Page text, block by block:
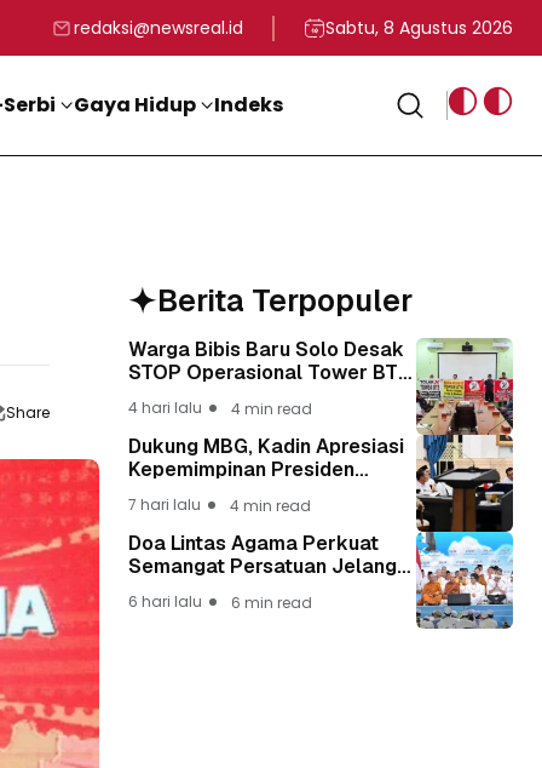
ke-81 Kemerdekaan RI
Kadin Apresiasi Kepemimpinan Presiden Prabowo yang
Staf Khusus Menag RI
redaksi@newsreal.id Sabtu, 8 Agustus 2026
Gaya Hidup Indeks
Share
Berita Terpopuler
Warga Bibis Baru Solo Desak
STOP Operasional Tower BTS,
Keselamatan Warga Lebih
Berharga
4 hari lalu 4 min read
Dukung MBG, Kadin Apresiasi
Kepemimpinan Presiden
7 hari lalu 4 min read
Doa Lintas Agama Perkuat
Semangat Persatuan Jelang
6 hari lalu 6 min read